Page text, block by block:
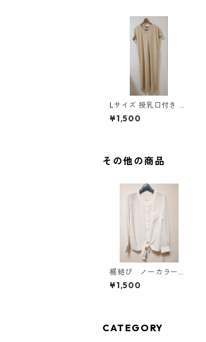
Lサイズ 授乳口付き サ
イドボタンデザイン ワ
ンピース マタニティ
¥1,500
その他の商品
裾結び ノーカラーブ
ラウス ３Ｌ アイボ
リー KAE-4813
¥1,500
CATEGORY